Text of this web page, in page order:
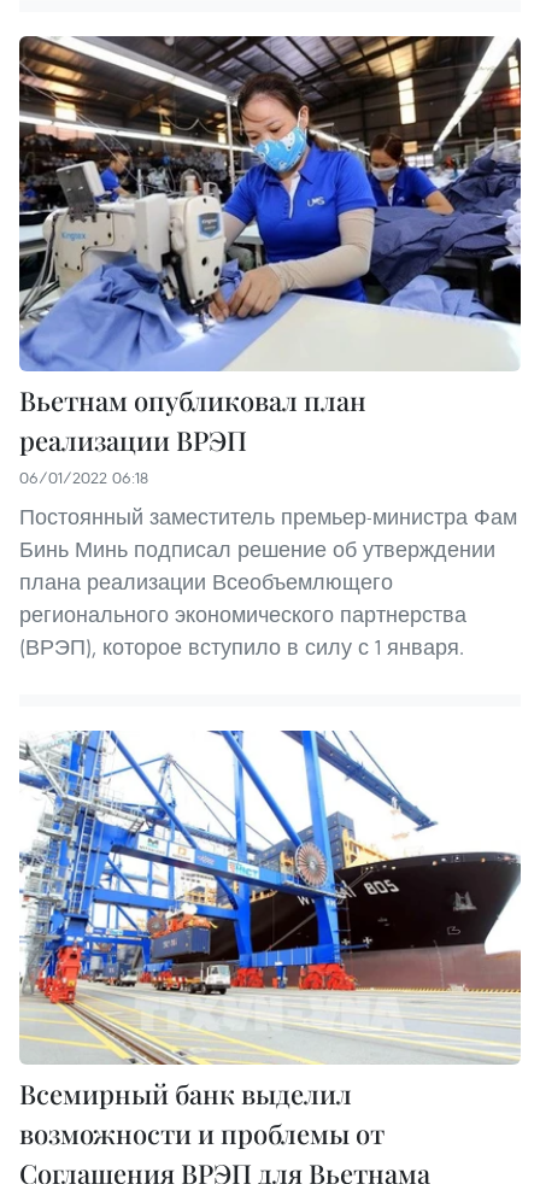
Вьетнам опубликовал план
реализации ВРЭП
06/01/2022 06:18
Постоянный заместитель премьер-министра Фам
Бинь Минь подписал решение об утверждении
плана реализации Всеобъемлющего
регионального экономического партнерства
(ВРЭП), которое вступило в силу с 1 января.
Всемирный банк выделил
возможности и проблемы от
Соглашения ВРЭП для Вьетнама